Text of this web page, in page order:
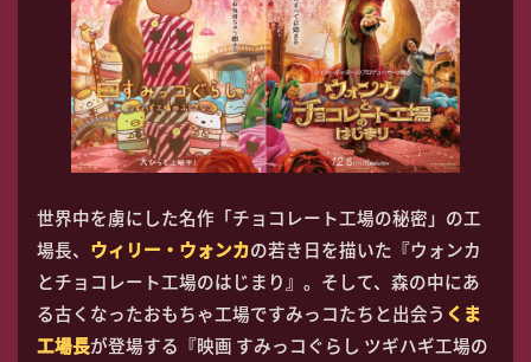
世界中を虜にした名作「チョコレート工場の秘密」の工
場長、 ウィリー・ウォンカの若き日を描いた『ウォンカ
とチョコレート工場のはじまり』。そして、森の中にあ
る古くなったおもちゃ工場ですみっコたちと出会う くま
工場長が登場する『映画 すみっコぐらし ツギハギ工場の